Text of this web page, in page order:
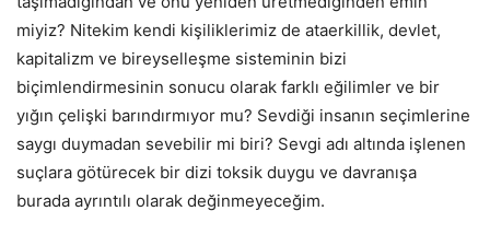
miyiz? Nitekim kendi kişiliklerimiz de ataerkillik, devlet,
kapitalizm ve bireyselleşme sisteminin bizi
biçimlendirmesinin sonucu olarak farklı eğilimler ve bir
yığın çelişki barındırmıyor mu? Sevdiği insanın seçimlerine
saygı duymadan sevebilir mi biri? Sevgi adı altında işlenen
suçlara götürecek bir dizi toksik duygu ve davranışa
burada ayrıntılı olarak değinmeyeceğim.